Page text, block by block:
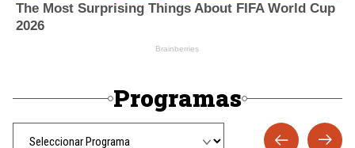
Programas